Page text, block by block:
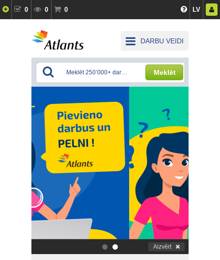
0 0 0 LV
DARBU VEIDI
Meklēt
. Aizvērt